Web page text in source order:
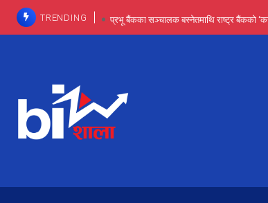
TRENDING प्रभू बैंकका सञ्चालक बस्नेतमाथि राष्ट्र बैंकको
प्रभू बैंकमा सेञ्चुरीबाट आएका कर्मचारीमाथि
कमाइमा गरिमाको दमदार
प्रभु बैंकमा रमिता : सर्वसाधारणबाट